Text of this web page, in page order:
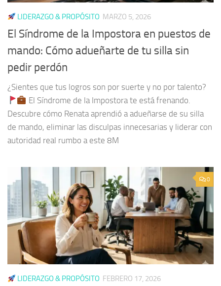
LIDERAZGO & PROPÓSITO MARZO 5, 2026
El Síndrome de la Impostora en puestos de
mando: Cómo adueñarte de tu silla sin
pedir perdón
¿Sientes que tus logros son por suerte y no por talento?
El Síndrome de la Impostora te está frenando.
Descubre cómo Renata aprendió a adueñarse de su silla
de mando, eliminar las disculpas innecesarias y liderar con
autoridad real rumbo a este 8M
0
LIDERAZGO & PROPÓSITO FEBRERO 17, 2026